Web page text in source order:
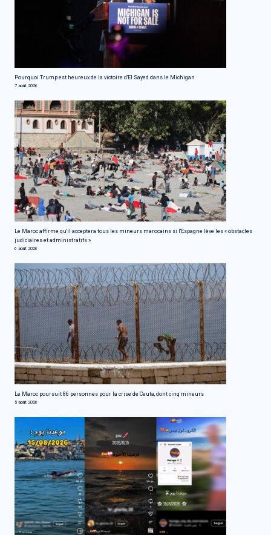
Pourquoi Trump est heureux de la victoire d'El Sayed dans le Michigan
7 août 2026
Le Maroc affirme qu'il acceptera tous les mineurs marocains si l'Espagne lève les « obstacles
judiciaires et administratifs »
6 août 2026
Le Maroc poursuit 86 personnes pour la crise de Ceuta, dont cinq mineurs
5 août 2026